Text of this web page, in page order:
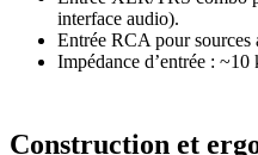
interface audio).
Entrée RCA pour sources
Impédance d’entrée :
Construction et